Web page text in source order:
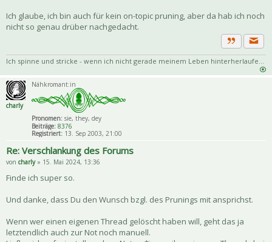
Ich glaube, ich bin auch für kein on-topic pruning, aber da hab ich noch
nicht so genau drüber nachgedacht.
Zitat
Ich spinne und stricke - wenn ich nicht gerade meinem Leben hinterherlaufe...
charly
Nähkromant:in
Pronomen: sie, they, dey
Beiträge: 8376
Registriert: 13. Sep 2003, 21:00
Re: Verschlankung des Forums
von charly» 15. Mai 2024, 13:36
Finde ich super so.
Und danke, dass Du den Wunsch bzgl. des Prunings mit ansprichst.
Wenn wer einen eigenen Thread gelöscht haben will, geht das ja
letztendlich auch zur Not noch manuell.